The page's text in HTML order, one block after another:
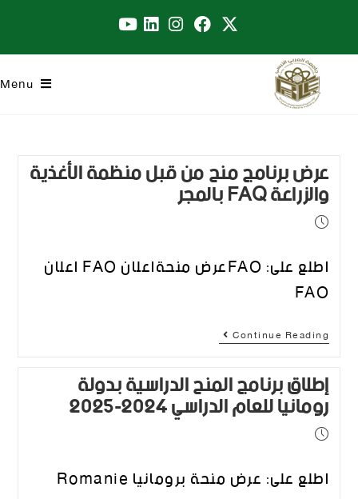
Menu
عرض برنامج منح من قبل منظمة الأغذية
والزراعة FAQ بالمجر
اطلع على: FAOعرض منحةاعلان FAO اعلان
FAO
Continue Reading
إطلاق برنامج المنح الدراسية بدولة
رومانيا للعام الدراسي 2024-2025
اطلع على: عرض منحة برومانيا Romanie